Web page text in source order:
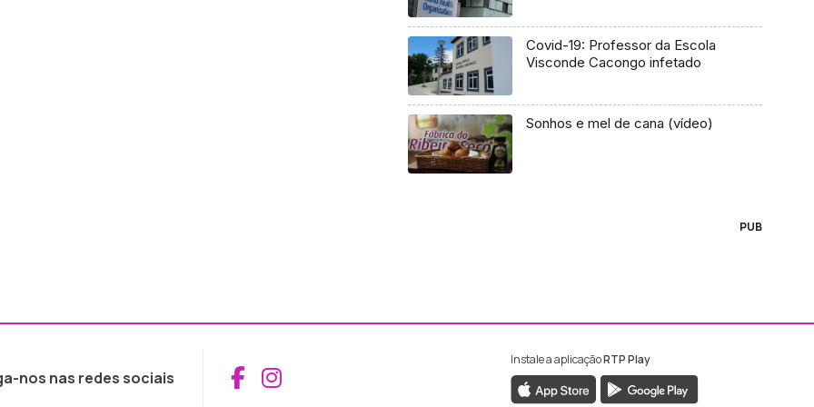
Covid-19: Professor da Escola
Visconde Cacongo infetado
Sonhos e mel de cana (vídeo)
PUB
nos nas redes sociais Aceder ao Facebook da RTP Madeira
Aceder ao Instagram da RTP Madeira
Instale a aplicaçãoRTP Play